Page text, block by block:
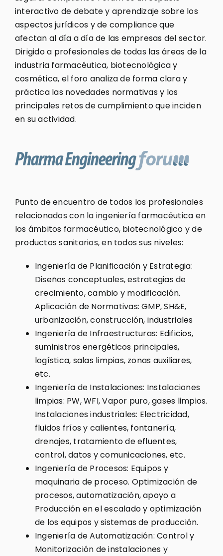
interactivo de debate y aprendizaje sobre los
aspectos jurídicos y de compliance que
afectan al día a día de las empresas del sector.
Dirigido a profesionales de todas las áreas de la
industria farmacéutica, biotecnológica y
cosmética, el foro analiza de forma clara y
práctica las novedades normativas y los
principales retos de cumplimiento que inciden
en su actividad.
Punto de encuentro de todos los profesionales
relacionados con la ingeniería farmacéutica en
los ámbitos farmacéutico, biotecnológico y de
productos sanitarios, en todos sus niveles:
Ingeniería de Planificación y Estrategia:
Diseños conceptuales, estrategias de
crecimiento, cambio y modificación.
Aplicación de Normativas: GMP, SH&E,
urbanización, construcción, industriales
Ingeniería de Infraestructuras: Edificios,
suministros energéticos principales,
logística, salas limpias, zonas auxiliares,
etc.
Ingeniería de Instalaciones: Instalaciones
limpias: PW, WFI, Vapor puro, gases limpios.
Instalaciones industriales: Electricidad,
fluidos fríos y calientes, fontanería,
drenajes, tratamiento de efluentes,
control, datos y comunicaciones, etc.
Ingeniería de Procesos: Equipos y
maquinaria de proceso. Optimización de
procesos, automatización, apoyo a
Producción en el escalado y optimización
de los equipos y sistemas de producción.
Ingeniería de Automatización: Control y
Monitorización de instalaciones y